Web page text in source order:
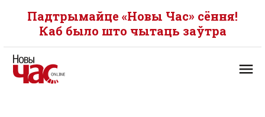
Падтрымайце «Новы Час» сёння!
Каб было што чытаць заўтра